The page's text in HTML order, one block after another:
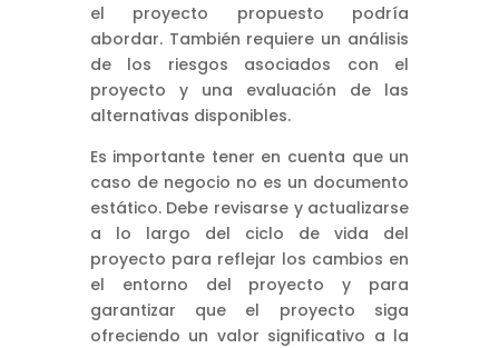
el proyecto propuesto podría
abordar. También requiere un análisis
de los riesgos asociados con el
proyecto y una evaluación de las
alternativas disponibles.
Es importante tener en cuenta que un
caso de negocio no es un documento
estático. Debe revisarse y actualizarse
a lo largo del ciclo de vida del
proyecto para reflejar los cambios en
el entorno del proyecto y para
garantizar que el proyecto siga
ofreciendo un valor significativo a la